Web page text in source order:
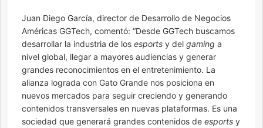
Juan Diego García, director de Desarrollo de Negocios
Américas GGTech, comentó: “Desde GGTech buscamos
desarrollar la industria de los esports y del gaming a
nivel global, llegar a mayores audiencias y generar
grandes reconocimientos en el entretenimiento. La
alianza lograda con Gato Grande nos posiciona en
nuevos mercados para seguir creciendo y generando
contenidos transversales en nuevas plataformas. Es una
sociedad que generará grandes contenidos de esports y